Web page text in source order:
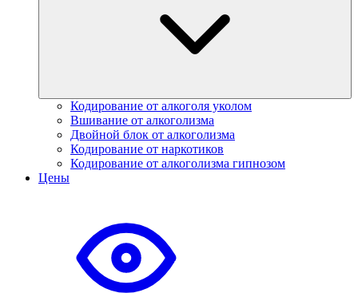
Кодирование от алкоголя уколом
Вшивание от алкоголизма
Двойной блок от алкоголизма
Кодирование от наркотиков
Кодирование от алкоголизма гипнозом
Цены